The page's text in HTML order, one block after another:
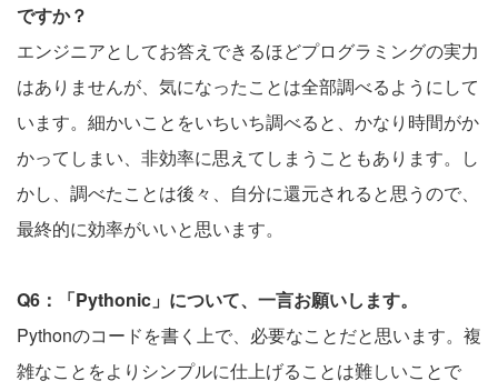
ですか？
エンジニアとしてお答えできるほどプログラミングの実力
はありませんが、気になったことは全部調べるようにして
います。細かいことをいちいち調べると、かなり時間がか
かってしまい、非効率に思えてしまうこともあります。し
かし、調べたことは後々、自分に還元されると思うので、
最終的に効率がいいと思います。
Q6：「Pythonic」について、一言お願いします。
Pythonのコードを書く上で、必要なことだと思います。複
雑なことをよりシンプルに仕上げることは難しいことで